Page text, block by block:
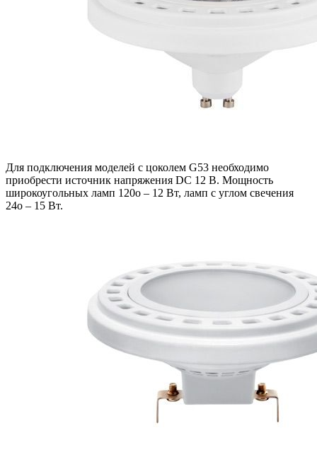
Для подключения моделей с цоколем G53 необходимо
приобрести источник напряжения DC 12 В. Мощность
широкоугольных ламп 120o – 12 Вт, ламп с углом свечения
24o – 15 Вт.